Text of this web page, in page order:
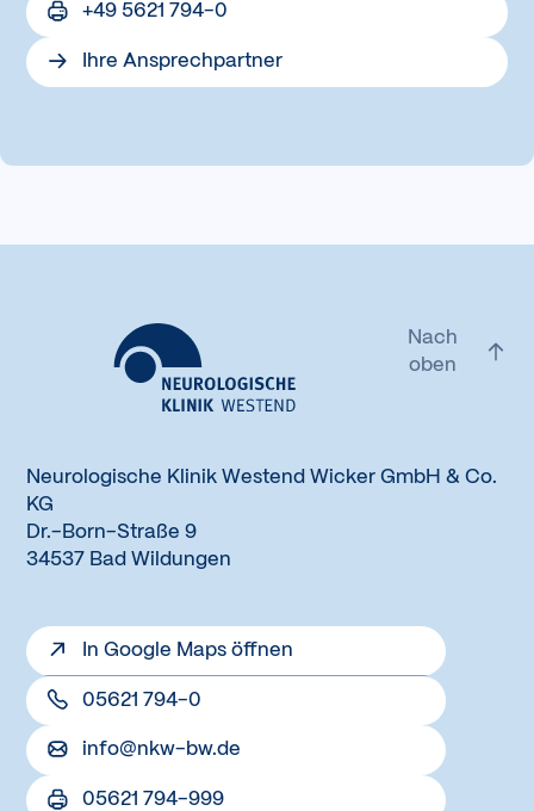
+49 5621 794-0
Ihre Ansprechpartner
Nach
oben
Neurologische Klinik Westend Wicker GmbH & Co.
KG
Dr.-Born-Straße 9
34537 Bad Wildungen
In Google Maps öffnen
05621 794-0
info@nkw-bw.de
05621 794-999